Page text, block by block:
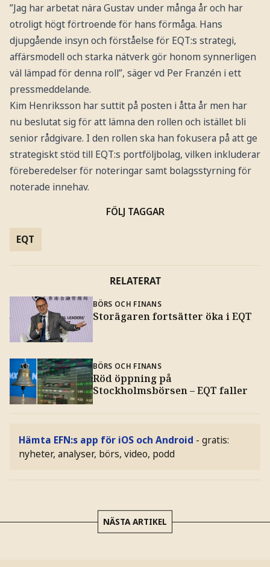
”Jag har arbetat nära Gustav under många år och har
otroligt högt förtroende för hans förmåga. Hans
djupgående insyn och förståelse för EQT:s strategi,
affärsmodell och starka nätverk gör honom synnerligen
väl lämpad för denna roll”, säger vd Per Franzén i ett
pressmeddelande.
Kim Henriksson har suttit på posten i åtta år men har
nu beslutat sig för att lämna den rollen och istället bli
senior rådgivare. I den rollen ska han fokusera på att ge
strategiskt stöd till EQT:s portföljbolag, vilken inkluderar
föreberedelser för noteringar samt bolagsstyrning för
noterade innehav.
FÖLJ TAGGAR
EQT
RELATERAT
BÖRS OCH FINANS
Storägaren fortsätter öka i EQT
BÖRS OCH FINANS
Röd öppning på
Stockholmsbörsen – EQT faller
Hämta EFN:s app för iOS och Android - gratis:
nyheter, analyser, börs, video, podd
NÄSTA ARTIKEL